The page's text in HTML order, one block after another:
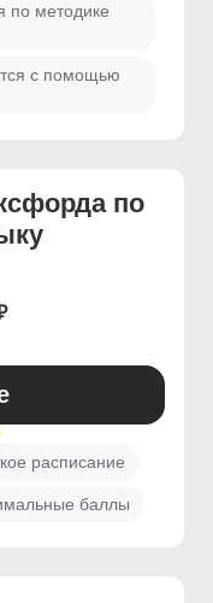
по методике
с помощью
по
расписание
баллы